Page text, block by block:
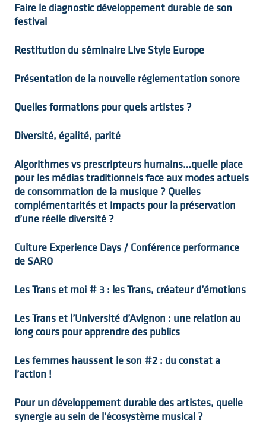
Faire le diagnostic développement durable de son
festival
Restitution du séminaire Live Style Europe
Présentation de la nouvelle réglementation sonore
Quelles formations pour quels artistes ?
Diversité, égalité, parité
Algorithmes vs prescripteurs humains…quelle place
pour les médias traditionnels face aux modes actuels
de consommation de la musique ? Quelles
complémentarités et impacts pour la préservation
d’une réelle diversité ?
Culture Experience Days / Conférence performance
de SARO
Les Trans et moi # 3 : les Trans, créateur d’émotions
Les Trans et l’Université d’Avignon : une relation au
long cours pour apprendre des publics
Les femmes haussent le son #2 : du constat a
l’action !
Pour un développement durable des artistes, quelle
synergie au sein de l’écosystème musical ?